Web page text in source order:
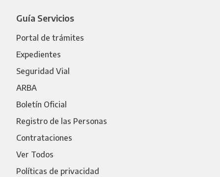
Guía Servicios
Portal de trámites
Expedientes
Seguridad Vial
ARBA
Boletín Oficial
Registro de las Personas
Contrataciones
Ver Todos
Políticas de privacidad